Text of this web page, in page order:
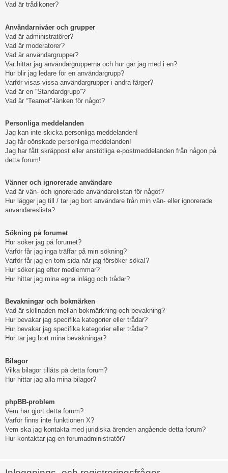
Vad är trådikoner?
Användarnivåer och grupper
Vad är administratörer?
Vad är moderatorer?
Vad är användargrupper?
Var hittar jag användargrupperna och hur går jag med i en?
Hur blir jag ledare för en användargrupp?
Varför visas vissa användargrupper i andra färger?
Vad är en “Standardgrupp”?
Vad är “Teamet”-länken för något?
Personliga meddelanden
Jag kan inte skicka personliga meddelanden!
Jag får oönskade personliga meddelanden!
Jag har fått skräppost eller anstötliga e-postmeddelanden från någon på
detta forum!
Vänner och ignorerade användare
Vad är vän- och ignorerade användarelistan för något?
Hur lägger jag till / tar jag bort användare från min vän- eller ignorerade
användareslista?
Sökning på forumet
Hur söker jag på forumet?
Varför får jag inga träffar på min sökning?
Varför får jag en tom sida när jag försöker söka!?
Hur söker jag efter medlemmar?
Hur hittar jag mina egna inlägg och trådar?
Bevakningar och bokmärken
Vad är skillnaden mellan bokmärkning och bevakning?
Hur bevakar jag specifika kategorier eller trådar?
Hur bevakar jag specifika kategorier eller trådar?
Hur tar jag bort mina bevakningar?
Bilagor
Vilka bilagor tillåts på detta forum?
Hur hittar jag alla mina bilagor?
phpBB-problem
Vem har gjort detta forum?
Varför finns inte funktionen X?
Vem ska jag kontakta med juridiska ärenden angående detta forum?
Hur kontaktar jag en forumadministratör?